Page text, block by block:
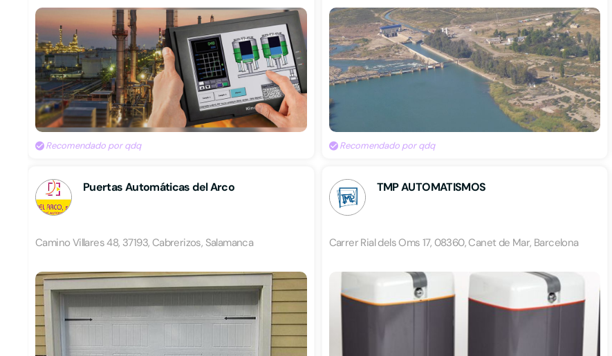
Recomendado por qdq Recomendado por qdq
Puertas Automáticas del Arco
Camino Villares 48, 37193, Cabrerizos, Salamanca
TMP AUTOMATISMOS
Carrer Rial dels Oms 17, 08360, Canet de Mar, Barcelona